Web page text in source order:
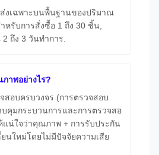
ส่งเฉพาะบนพื้นฐานของปริมาณ
รับการสั่งซื้อ 1 ถึง 30 ชิ้น,
ถึง 3 วันทําการ.
าพอย่างไร?
สอบครบวงจร (การตรวจสอบ
คุมกระบวนการและการตรวจสอ
แน่ใจว่าคุณภาพ + การรับประกัน
นใหม่โดยไม่มีปัจจัยความเสีย